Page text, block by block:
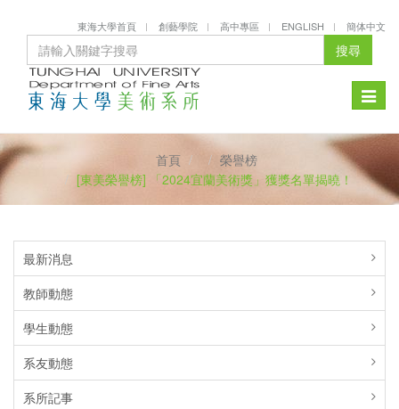
東海大學首頁 創藝學院 高中專區 ENGLISH 簡体中文
搜尋
Toggle
首頁
榮譽榜
[東美榮譽榜] 「2024宜蘭美術獎」獲獎名單揭曉！
最新消息
教師動態
學生動態
系友動態
系所記事